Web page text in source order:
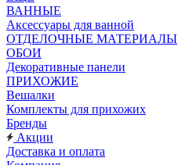
ВАННЫЕ
Аксессуары для ванной
ОТДЕЛОЧНЫЕ МАТЕРИАЛЫ
ОБОИ
Декоративные панели
ПРИХОЖИЕ
Вешалки
Комплекты для прихожих
Бренды
Акции
Доставка и оплата